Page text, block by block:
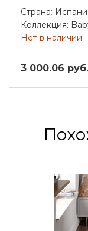
Страна:
Коллекция:
Нет в наличии
3 000.06